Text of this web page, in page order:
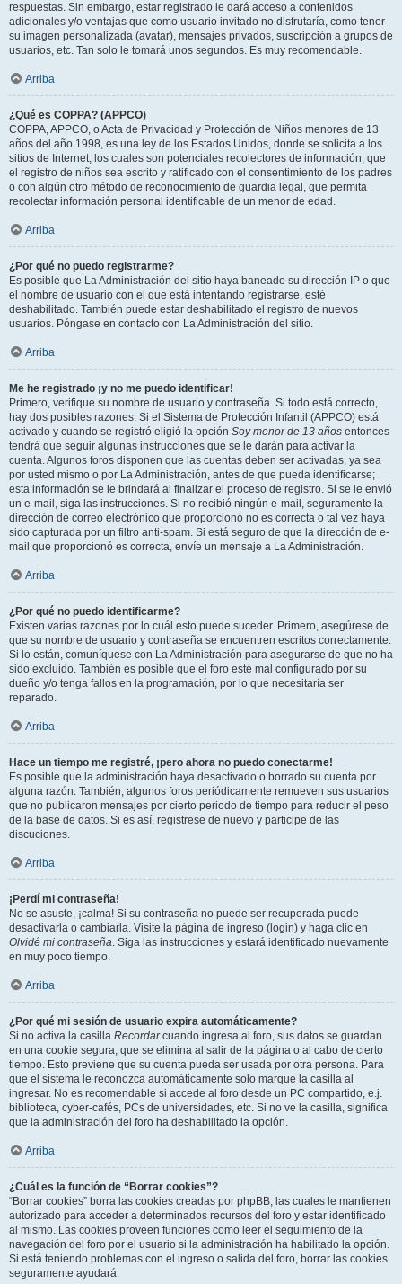
respuestas. Sin embargo, estar registrado le dará acceso a contenidos
adicionales y/o ventajas que como usuario invitado no disfrutaría, como tener
su imagen personalizada (avatar), mensajes privados, suscripción a grupos de
usuarios, etc. Tan solo le tomará unos segundos. Es muy recomendable.
Arriba
¿Qué es COPPA? (APPCO)
COPPA, APPCO, o Acta de Privacidad y Protección de Niños menores de 13
años del año 1998, es una ley de los Estados Unidos, donde se solicita a los
sitios de Internet, los cuales son potenciales recolectores de información, que
el registro de niños sea escrito y ratificado con el consentimiento de los padres
o con algún otro método de reconocimiento de guardia legal, que permita
recolectar información personal identificable de un menor de edad.
Arriba
¿Por qué no puedo registrarme?
Es posible que La Administración del sitio haya baneado su dirección IP o que
el nombre de usuario con el que está intentando registrarse, esté
deshabilitado. También puede estar deshabilitado el registro de nuevos
usuarios. Póngase en contacto con La Administración del sitio.
Arriba
Me he registrado ¡y no me puedo identificar!
Primero, verifique su nombre de usuario y contraseña. Si todo está correcto,
hay dos posibles razones. Si el Sistema de Protección Infantil (APPCO) está
activado y cuando se registró eligió la opción Soy menor de 13 años entonces
tendrá que seguir algunas instrucciones que se le darán para activar la
cuenta. Algunos foros disponen que las cuentas deben ser activadas, ya sea
por usted mismo o por La Administración, antes de que pueda identificarse;
esta información se le brindará al finalizar el proceso de registro. Si se le envió
un e-mail, siga las instrucciones. Si no recibió ningún e-mail, seguramente la
dirección de correo electrónico que proporcionó no es correcta o tal vez haya
sido capturada por un filtro anti-spam. Si está seguro de que la dirección de e-
mail que proporcionó es correcta, envíe un mensaje a La Administración.
Arriba
¿Por qué no puedo identificarme?
Existen varias razones por lo cuál esto puede suceder. Primero, asegúrese de
que su nombre de usuario y contraseña se encuentren escritos correctamente.
Si lo están, comuníquese con La Administración para asegurarse de que no ha
sido excluido. También es posible que el foro esté mal configurado por su
dueño y/o tenga fallos en la programación, por lo que necesitaría ser
reparado.
Arriba
Hace un tiempo me registré, ¡pero ahora no puedo conectarme!
Es posible que la administración haya desactivado o borrado su cuenta por
alguna razón. También, algunos foros periódicamente remueven sus usuarios
que no publicaron mensajes por cierto periodo de tiempo para reducir el peso
de la base de datos. Si es así, registrese de nuevo y participe de las
discuciones.
Arriba
¡Perdí mi contraseña!
No se asuste, ¡calma! Si su contraseña no puede ser recuperada puede
desactivarla o cambiarla. Visite la página de ingreso (login) y haga clic en
Olvidé mi contraseña. Siga las instrucciones y estará identificado nuevamente
en muy poco tiempo.
Arriba
¿Por qué mi sesión de usuario expira automáticamente?
Si no activa la casilla Recordarcuando ingresa al foro, sus datos se guardan
en una cookie segura, que se elimina al salir de la página o al cabo de cierto
tiempo. Esto previene que su cuenta pueda ser usada por otra persona. Para
que el sistema le reconozca automáticamente solo marque la casilla al
ingresar. No es recomendable si accede al foro desde un PC compartido, e.j.
biblioteca, cyber-cafés, PCs de universidades, etc. Si no ve la casilla, significa
que la administración del foro ha deshabilitado la opción.
Arriba
¿Cuál es la función de “Borrar cookies”?
“Borrar cookies” borra las cookies creadas por phpBB, las cuales le mantienen
autorizado para acceder a determinados recursos del foro y estar identificado
al mismo. Las cookies proveen funciones como leer el seguimiento de la
navegación del foro por el usuario si la administración ha habilitado la opción.
Si está teniendo problemas con el ingreso o salida del foro, borrar las cookies
seguramente ayudará.